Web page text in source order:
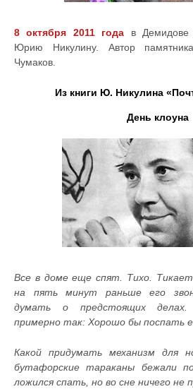
8 октября 2011 года в Демидове
Юрию Никулину. Автор
Чумаков.
Из книги Ю. Никулина
День клоуна
Все в доме еще спят. Тихо. Тикает
на пять минут раньше его
думать о предстоящих
примерно так: Хорошо бы поспать
Какой придумать механизм для
бутафорские тараканы бежали
ложился спать, но во сне ничего не